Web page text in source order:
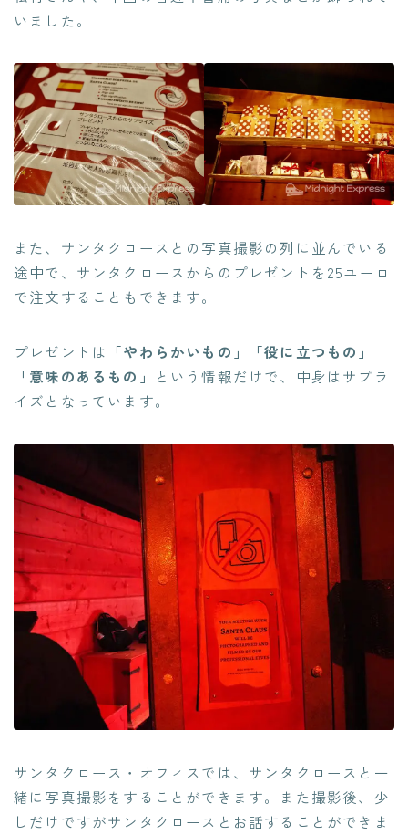
いました。
また、サンタクロースとの写真撮影の列に並んでいる
途中で、サンタクロースからのプレゼントを25ユーロ
で注文することもできます。
プレゼントは 「やわらかいもの」「役に立つもの」
「意味のあるもの」
という情報だけで、中身はサプラ
イズとなっています。
サンタクロース・オフィスでは、サンタクロースと一
緒に写真撮影をすることができます。また撮影後、少
しだけですがサンタクロースとお話することができま